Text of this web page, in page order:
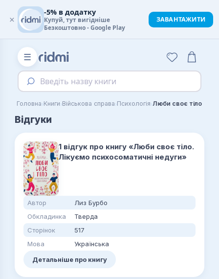
☰
Введіть назву книги
Головна›Книги›Військова справа›Психологія›
Відгуки
1 відгук про книгу «Люби своє тіло.
Лікуємо психосоматичні недуги»
Автор
Лиз Бурбо
Обкладинка
Тверда
Сторінок
517
Мова
Українська
Детальніше про книгу
×
-5% в додатку
Купуй, тут вигідніше
Безкоштовно - Google Play
ЗАВАНТАЖИТИ